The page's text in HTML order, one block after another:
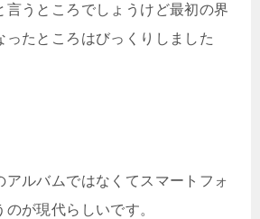
言うところでしょうけど最初の界
ったところはびっくりしました
アルバムではなくてスマートフォ
が現代らしいです。